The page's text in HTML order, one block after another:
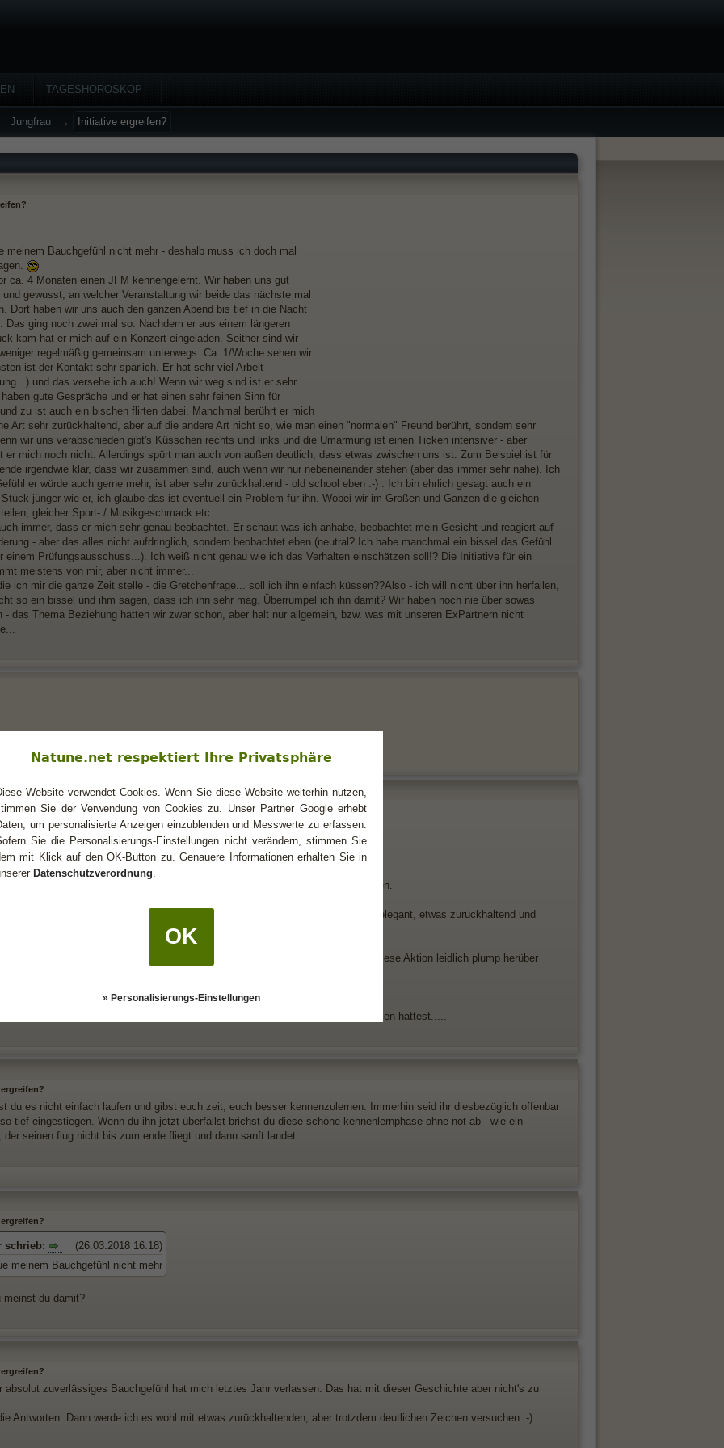
TAGESHOROSKOP
Jungfrau → Initiative ergreifen?
meinem Bauchgefühl nicht mehr - deshalb muss ich doch mal
ca. 4 Monaten einen JFM kennengelernt. Wir haben uns gut
und gewusst, an welcher Veranstaltung wir beide das nächste mal
Dort haben wir uns auch den ganzen Abend bis tief in die Nacht
Das ging noch zwei mal so. Nachdem er aus einem längeren
kam hat er mich auf ein Konzert eingeladen. Seither sind wir
regelmäßig gemeinsam unterwegs. Ca. 1/Woche sehen wir
ist der Kontakt sehr spärlich. Er hat sehr viel Arbeit
und das versehe ich auch! Wenn wir weg sind ist er sehr
gute Gespräche und er hat einen sehr feinen Sinn für
und zu ist auch ein bischen flirten dabei. Manchmal berührt er mich
Art sehr zurückhaltend, aber auf die andere Art nicht so, wie man einen "normalen" Freund berührt, sondern sehr
wir uns verabschieden gibt's Küsschen rechts und links und die Umarmung ist einen Ticken intensiver - aber
er mich noch nicht. Allerdings spürt man auch von außen deutlich, dass etwas zwischen uns ist. Zum Beispiel ist für
irgendwie klar, dass wir zusammen sind, auch wenn wir nur nebeneinander stehen (aber das immer sehr nahe). Ich
er würde auch gerne mehr, ist aber sehr zurückhaltend - old school eben :-) . Ich bin ehrlich gesagt auch ein
jünger wie er, ich glaube das ist eventuell ein Problem für ihn. Wobei wir im Großen und Ganzen die gleichen
teilen, gleicher Sport- / Musikgeschmack etc. ...
immer, dass er mich sehr genau beobachtet. Er schaut was ich anhabe, beobachtet mein Gesicht und reagiert auf
- aber das alles nicht aufdringlich, sondern beobachtet eben (neutral? Ich habe manchmal ein bissel das Gefühl
einem Prüfungsausschuss...). Ich weiß nicht genau wie ich das Verhalten einschätzen soll!? Die Initiative für ein
meistens von mir, aber nicht immer...
ich mir die ganze Zeit stelle - die Gretchenfrage... soll ich ihn einfach küssen??Also - ich will nicht über ihn herfallen,
so ein bissel und ihm sagen, dass ich ihn sehr mag. Überrumpel ich ihn damit? Wir haben noch nie über sowas
- das Thema Beziehung hatten wir zwar schon, aber halt nur allgemein, bzw. was mit unseren ExPartnern nicht
schmunzeln....diesen Radar-Blick habe i auch
und schätzt/genießt deine Gegenwart, sonst würde er sich gar nicht mit dir treffen.
dich sicher nicht überrumpeln, er ist sicherlich auf seine Weise im Umgang elegant, etwas zurückhaltend und
am liebsten mit einem Kuss überfallen würdest ist verständlich, jedoch könnte diese Aktion leidlich plump herüber
zunächst seine Hand und sehe - nun DU - was kommt, wie er reagiert.
ja bereits ein (schwaches) Signal gesendet, welches du nur nicht wahr genommen hattest.....
du es nicht einfach laufen und gibst euch zeit, euch besser kennenzulernen. Immerhin seid ihr diesbezüglich offenbar
tief eingestiegen. Wenn du ihn jetzt überfällst brichst du diese schöne kennenlernphase ohne not ab - wie ein
der seinen flug nicht bis zum ende fliegt und dann sanft landet...
(26.03.2018 16:18)
schrieb:
meinem Bauchgefühl nicht mehr
meinst du damit?
absolut zuverlässiges Bauchgefühl hat mich letztes Jahr verlassen. Das hat mit dieser Geschichte aber nicht's zu
Antworten. Dann werde ich es wohl mit etwas zurückhaltenden, aber trotzdem deutlichen Zeichen versuchen :-)
Natune.net respektiert Ihre Privatsphäre
Website verwendet Cookies. Wenn Sie diese Website weiterhin nutzen,
Sie der Verwendung von Cookies zu. Unser Partner Google erhebt
um personalisierte Anzeigen einzublenden und Messwerte zu erfassen.
Sie die Personalisierungs-Einstellungen nicht verändern, stimmen Sie
mit Klick auf den OK-Button zu. Genauere Informationen erhalten Sie in
Datenschutzverordnung
OK
» Personalisierungs-Einstellungen